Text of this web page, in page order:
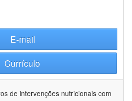
E-mail
Currículo
de intervenções nutricionais com